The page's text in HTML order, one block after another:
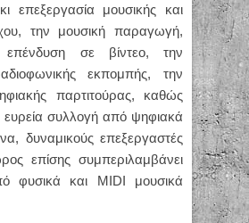
επεξεργασία μουσικής και
την μουσική παραγωγή,
επένδυση σε βίντεο, την
εκπομπής, την
παρτιτούρας, καθώς
ευρεία συλλογή από ψηφιακά
δυναμικούς επεξεργαστές
επίσης συμπεριλαμβάνει
φυσικά και MIDI μουσικά